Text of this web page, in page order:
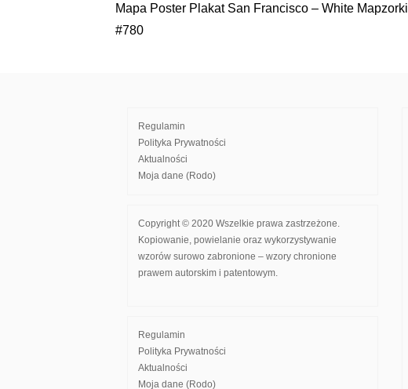
Nawigacja
Mapa Poster Plakat San Francisco – White Mapzorki
#780
Regulamin
Polityka Prywatności
Aktualności
Moja dane (Rodo)
Copyright © 2020 Wszelkie prawa zastrzeżone.
Kopiowanie, powielanie oraz wykorzystywanie
wzorów surowo zabronione – wzory chronione
prawem autorskim i patentowym.
Regulamin
Polityka Prywatności
Aktualności
Moja dane (Rodo)